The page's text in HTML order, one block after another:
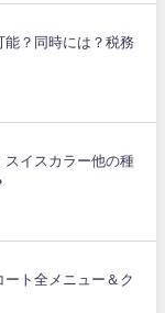
能？同時には？税務
スイスカラー他の種
ト全メニュー＆ク